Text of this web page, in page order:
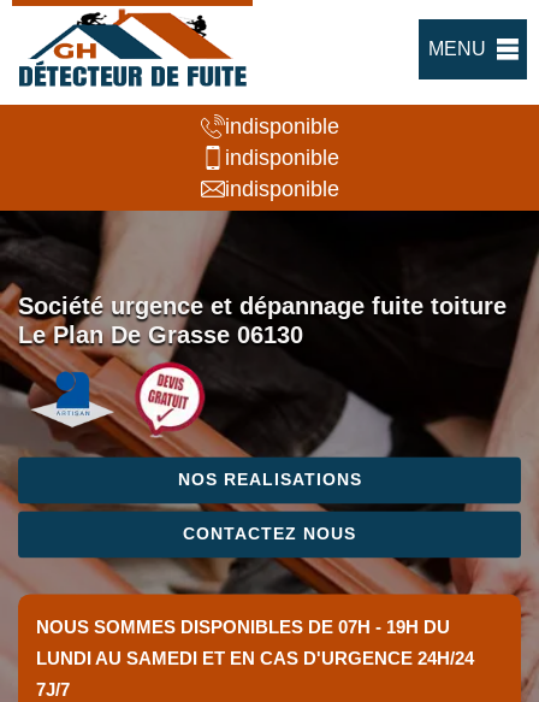
MENU
indisponible
indisponible
indisponible
Société urgence et dépannage fuite toiture
Le Plan De Grasse 06130
NOS REALISATIONS
CONTACTEZ NOUS
NOUS SOMMES DISPONIBLES DE 07H - 19H DU
LUNDI AU SAMEDI ET EN CAS D'URGENCE 24H/24
7J/7